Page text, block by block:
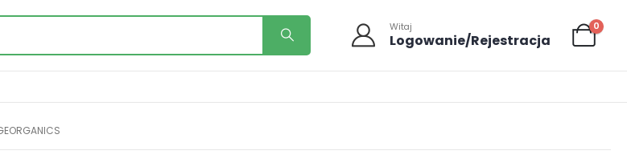
Witaj
Logowanie/Rejestracja
0